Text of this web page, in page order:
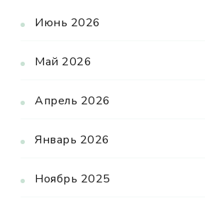
Июнь 2026
Май 2026
Апрель 2026
Январь 2026
Ноябрь 2025